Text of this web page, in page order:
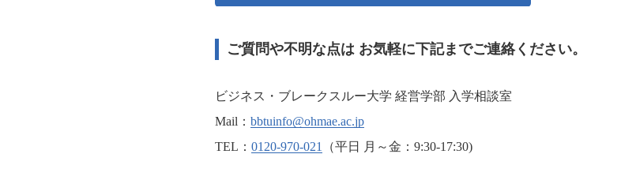
ご質問や不明な点は お気軽に下記までご連絡ください。
ビジネス・ブレークスルー大学 経営学部 入学相談室
Mail： bbtuinfo@ohmae.ac.jp
TEL： 0120-970-021 （平日 月～金：9:30-17:30)